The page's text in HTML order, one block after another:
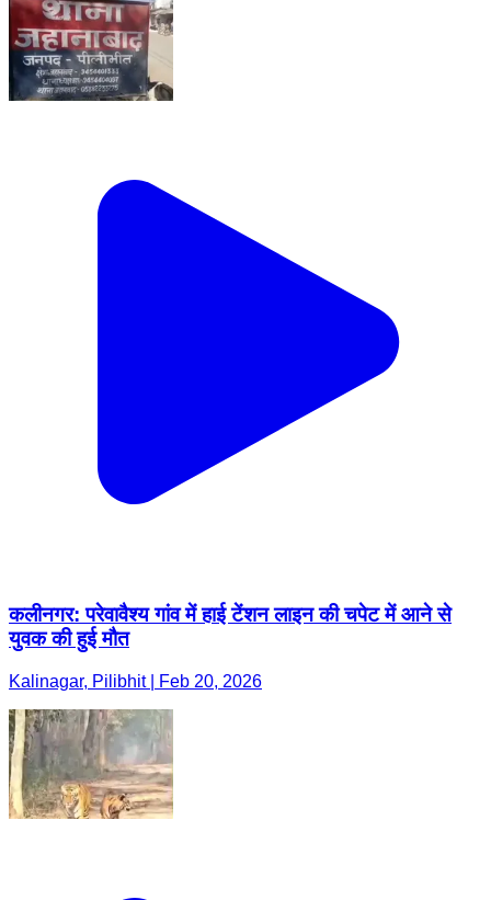
कलीनगर: परेवावैश्य गांव में हाई टेंशन लाइन की चपेट में आने से
युवक की हुई मौत
Kalinagar, Pilibhit | Feb 20, 2026